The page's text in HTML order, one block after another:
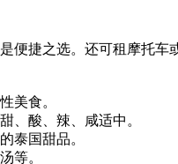
便捷之选。还可租摩托车
美食。
、酸、辣、咸适中。
泰国甜品。
等。